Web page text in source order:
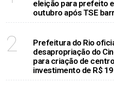
de Garotinho
eleição para prefeito
outubro após TSE
2
Prefeitura do Rio
desapropriação do
para criação de
investimento de R$